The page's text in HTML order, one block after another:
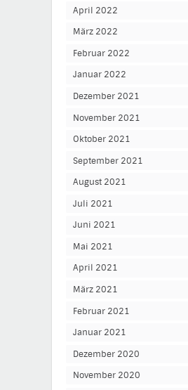
April 2022
März 2022
Februar 2022
Januar 2022
Dezember 2021
November 2021
Oktober 2021
September 2021
August 2021
Juli 2021
Juni 2021
Mai 2021
April 2021
März 2021
Februar 2021
Januar 2021
Dezember 2020
November 2020